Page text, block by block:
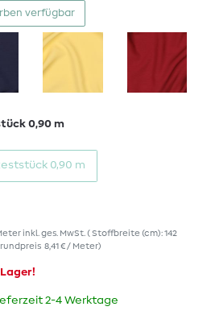
verfügbar
0,90 m
0,90 m
inkl. ges. MwSt. ( Stoffbreite (cm): 142
8,41 € / Meter)
2-4 Werktage